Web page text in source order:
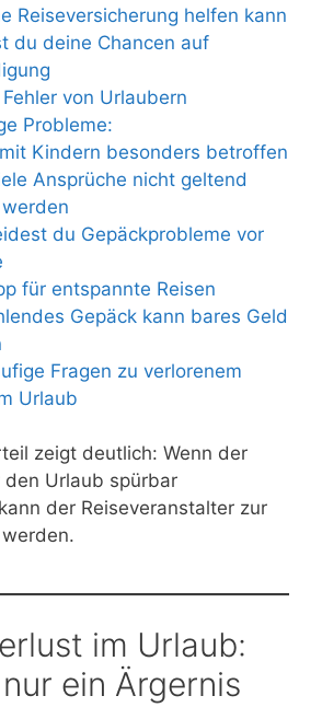
Reiseversicherung helfen kann
du deine Chancen auf
von Urlaubern
Probleme:
Kindern besonders betroffen
Ansprüche nicht geltend
du Gepäckprobleme vor
für entspannte Reisen
Gepäck kann bares Geld
Fragen zu verlorenem
Urlaub
zeigt deutlich: Wenn der
Urlaub spürbar
der Reiseveranstalter zur
im Urlaub:
ein Ärgernis